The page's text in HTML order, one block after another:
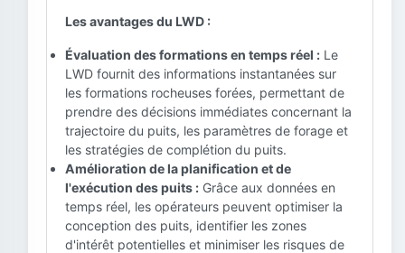
Les avantages du LWD :
Évaluation des formations en temps réel : Le
LWD fournit des informations instantanées sur
les formations rocheuses forées, permettant de
prendre des décisions immédiates concernant la
trajectoire du puits, les paramètres de forage et
les stratégies de complétion du puits.
Amélioration de la planification et de
l'exécution des puits : Grâce aux données en
temps réel, les opérateurs peuvent optimiser la
conception des puits, identifier les zones
d'intérêt potentielles et minimiser les risques de